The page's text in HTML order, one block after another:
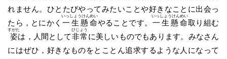
れません。ひとたびやってみたいことや好きなことに出会っ
たら，とにかく 一生懸命
いっしょうけんめい
やることです。 一生懸命
いっしょうけんめい
取り組む
姿
すがた
は，人間として非常
ひじょう
に美しいものでもあります。みなさん
にはぜひ，好きなものをとことん追求するような人になって